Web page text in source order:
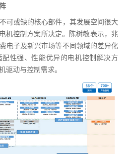
可或缺的核心部件，其发展空间很大
机控制方案所决定。陈树敏表示，兆
电子及新兴市场等不同领域的差异化
性强、性能优异的电机控制解决方
驱动与控制需求。